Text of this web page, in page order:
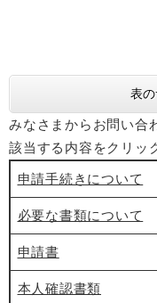
表
みなさまからお問い合
該当する内容をクリッ
申請手続きについて
必要な書類について
申請書
本人確認書類